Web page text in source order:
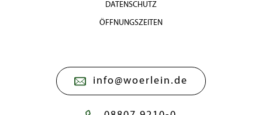
DATENSCHUTZ
ÖFFNUNGSZEITEN
info@woerlein.de